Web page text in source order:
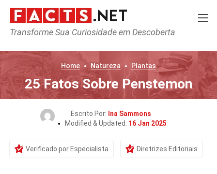
Transforme Sua Curiosidade em Descoberta
Home Natureza Plantas
25 Fatos Sobre Penstemon
Escrito Por: Ina Sammons
Modified & Updated: 16 Jan 2025
Verificado por Especialista Diretrizes Editoriais